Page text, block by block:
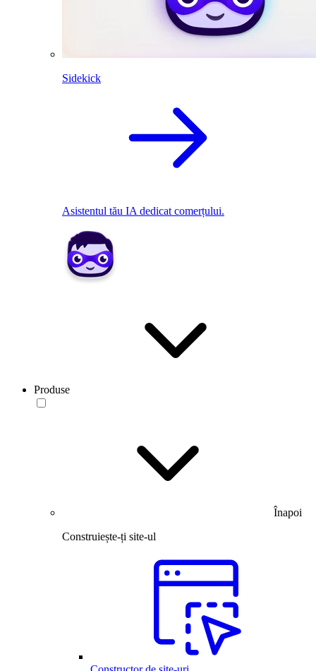
Sidekick
Asistentul tău IA dedicat comerțului.
Produse
Înapoi
Construiește-ți site-ul